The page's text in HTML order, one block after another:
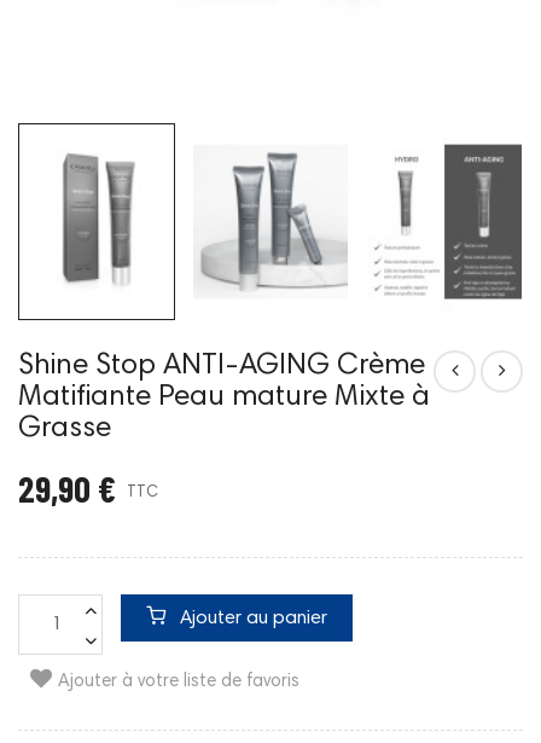
Shine Stop ANTI-AGING Crème
Matifiante Peau mature Mixte à
Grasse
29,90 € TTC
Ajouter au panier
Ajouter à votre liste de favoris